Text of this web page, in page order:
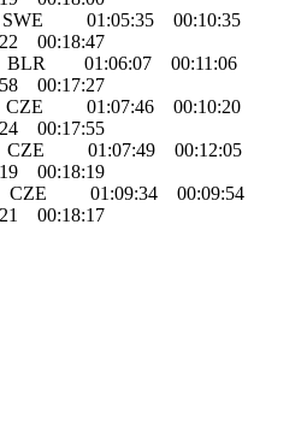
01:05:35 00:10:35
00:18:47
01:06:07 00:11:06
00:17:27
01:07:46 00:10:20
00:17:55
01:07:49 00:12:05
00:18:19
CZE 01:09:34 00:09:54
00:18:17